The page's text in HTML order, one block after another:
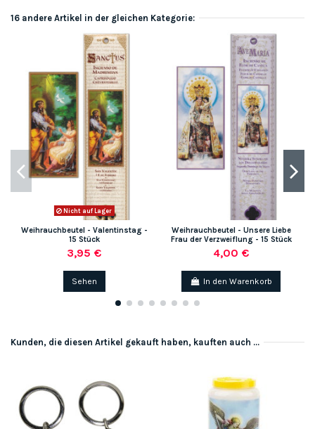
16 andere Artikel in der gleichen Kategorie:
Nicht auf Lager
Weihrauchbeutel - Valentinstag -
15 Stück
3,95 €
Sehen
Weihrauchbeutel - Unsere Liebe
Frau der Verzweiflung - 15 Stück
4,00 €
In den Warenkorb
Kunden, die diesen Artikel gekauft haben, kauften auch ...